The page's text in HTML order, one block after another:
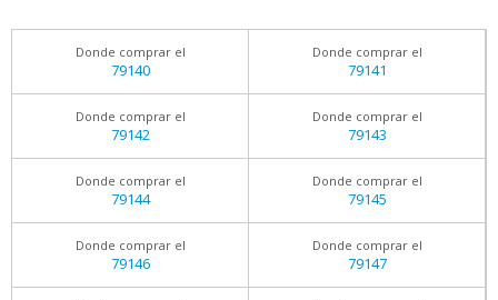
Donde comprar el
79140
Donde comprar el
79141
Donde comprar el
79142
Donde comprar el
79143
Donde comprar el
79144
Donde comprar el
79145
Donde comprar el
79146
Donde comprar el
79147